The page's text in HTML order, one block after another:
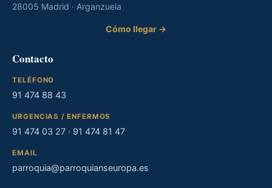
28005 Madrid · Arganzuela
Cómo llegar →
Contacto
TELÉFONO
91 474 88 43
URGENCIAS / ENFERMOS
91 474 03 27 · 91 474 81 47
EMAIL
parroquia@parroquianseuropa.es